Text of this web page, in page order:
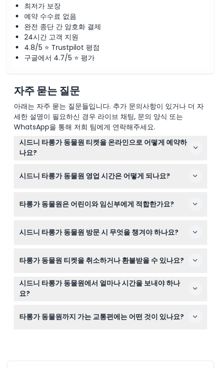
최저가 보장
예약 수수료 없음
완전 종단 간 암호화 결제
24시간 고객 지원
4.8/5 ⭐ Trustpilot 평점
구글에서 4.7/5 ⭐ 평가
자주 묻는 질문
아래는 자주 묻는 질문들입니다. 추가 문의사항이 있거나 더 자
세한 설명이 필요하신 경우 라이브 채팅, 문의 양식 또는
WhatsApp을 통해 저희 팀에게 연락해주세요.
시드니 타롱가 동물원 티켓을 온라인으로 어떻게 예약하
나요?
으로 예약할 수 있습니다. 결제 시 원하는 날짜와 티켓 유형
시드니 타롱가 동물원 영업 시간은 어떻게 되나요?
터 오후 5시까지, 겨울(5월부터 8월)에는 오전 9시 30분부
타롱가 동물원은 어린이와 임신부에게 적합한가요?
이는 티켓이 필요합니다. 임신부나 아주 어린 유아에게는
시드니 타롱가 동물원 방문 시 무엇을 챙겨야 하나요?
티켓을 가져오세요. 외부 음식, 주류, 동물 및 자전거나 풍선
타롱가 동물원 티켓을 취소하거나 환불받을 수 있나요?
타롱가 동물원 티켓은 엄격히 환불 불가하며 취소도 할 수
없으니 예약 전 계획을 확실히 세우시기 바랍니다.
시드니 타롱가 동물원에서 얼마나 시간을 보내야 하나
요?
려면 약 3시간을 계획하세요.
타롱가 동물원까지 가는 교통편에는 어떤 것이 있나요?